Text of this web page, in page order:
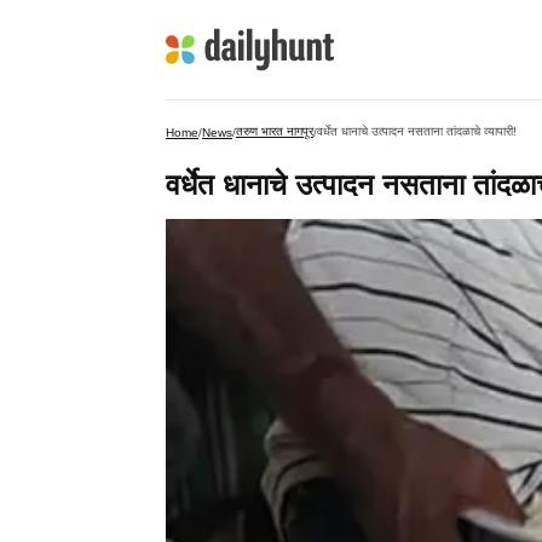
Home/News/तरुण भारत नागपूर/वर्धेत धानाचे उत्पादन नसताना तांदळाचे व्यापारी!
वर्धेत धानाचे उत्पादन नसताना